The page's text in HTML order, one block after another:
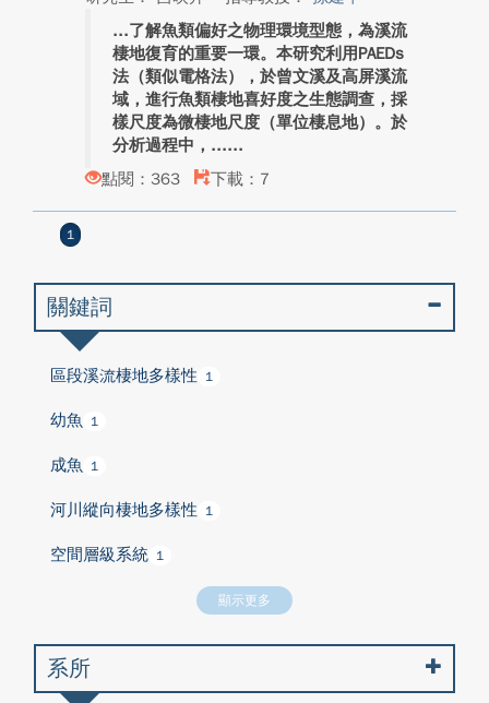
了解魚類偏好之物理環境型態，為溪流
棲地復育的重要一環。本研究利用PAEDs
法（類似電格法），於曾文溪及高屏溪流
域，進行魚類棲地喜好度之生態調查，採
樣尺度為微棲地尺度（單位棲息地）。於
分析過程中，...
點閱：363
下載：7
1
關鍵詞
區段溪流棲地多樣性 1
幼魚 1
成魚 1
河川縱向棲地多樣性 1
空間層級系統 1
顯示更多
系所